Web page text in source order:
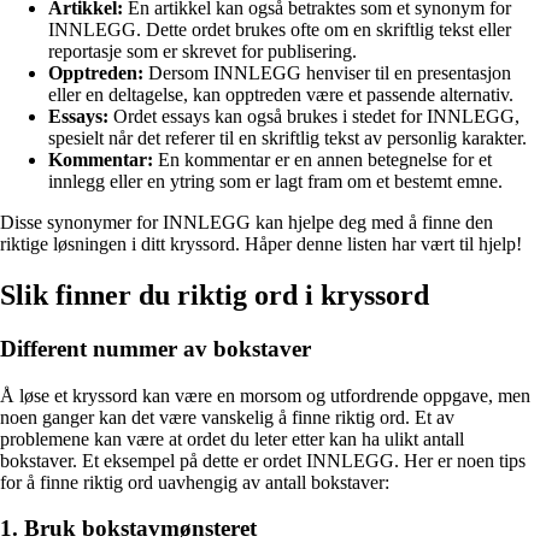
Artikkel: En artikkel kan også betraktes som et synonym for
INNLEGG. Dette ordet brukes ofte om en skriftlig tekst eller
reportasje som er skrevet for publisering.
Opptreden: Dersom INNLEGG henviser til en presentasjon
eller en deltagelse, kan opptreden være et passende alternativ.
Essays: Ordet essays kan også brukes i stedet for INNLEGG,
spesielt når det referer til en skriftlig tekst av personlig karakter.
Kommentar: En kommentar er en annen betegnelse for et
innlegg eller en ytring som er lagt fram om et bestemt emne.
Disse synonymer for INNLEGG kan hjelpe deg med å finne den
riktige løsningen i ditt kryssord. Håper denne listen har vært til hjelp!
Slik finner du riktig ord i kryssord
Different nummer av bokstaver
Å løse et kryssord kan være en morsom og utfordrende oppgave, men
noen ganger kan det være vanskelig å finne riktig ord. Et av
problemene kan være at ordet du leter etter kan ha ulikt antall
bokstaver. Et eksempel på dette er ordet INNLEGG. Her er noen tips
for å finne riktig ord uavhengig av antall bokstaver:
1. Bruk bokstavmønsteret